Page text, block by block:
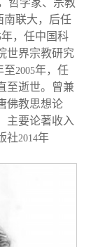
哲学家、宗教
南联大，后任
年，任中国科
世界宗教研究
至2005年，任
至逝世。曾兼
佛教思想论
主要论著收入
社2014年